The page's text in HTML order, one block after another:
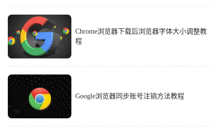
Chrome浏览器下载后浏览器字体大小调整教
程
Google浏览器同步账号注销方法教程